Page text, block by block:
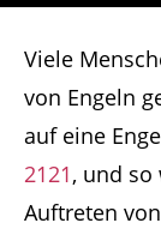
Viele
von Engeln
auf eine
2121, und so
Auftreten